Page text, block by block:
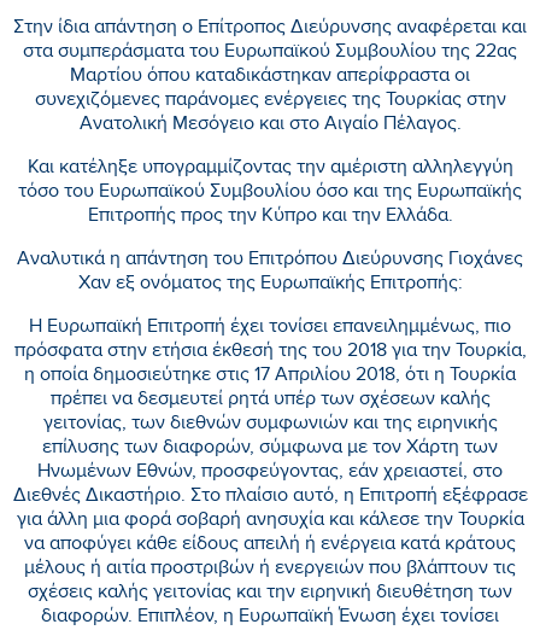
Στην ίδια απάντηση ο Επίτροπος Διεύρυνσης αναφέρεται και
στα συμπεράσματα του Ευρωπαϊκού Συμβουλίου της 22ας
Μαρτίου όπου καταδικάστηκαν απερίφραστα οι
συνεχιζόμενες παράνομες ενέργειες της Τουρκίας στην
Ανατολική Μεσόγειο και στο Αιγαίο Πέλαγος.
Και κατέληξε υπογραμμίζοντας την αμέριστη αλληλεγγύη
τόσο του Ευρωπαϊκού Συμβουλίου όσο και της Ευρωπαϊκής
Επιτροπής προς την Κύπρο και την Ελλάδα.
Αναλυτικά η απάντηση του Επιτρόπου Διεύρυνσης Γιοχάνες
Χαν εξ ονόματος της Ευρωπαϊκής Επιτροπής:
Η Ευρωπαϊκή Επιτροπή έχει τονίσει επανειλημμένως, πιο
πρόσφατα στην ετήσια έκθεσή της του 2018 για την Τουρκία,
η οποία δημοσιεύτηκε στις 17 Απριλίου 2018, ότι η Τουρκία
πρέπει να δεσμευτεί ρητά υπέρ των σχέσεων καλής
γειτονίας, των διεθνών συμφωνιών και της ειρηνικής
επίλυσης των διαφορών, σύμφωνα με τον Χάρτη των
Ηνωμένων Εθνών, προσφεύγοντας, εάν χρειαστεί, στο
Διεθνές Δικαστήριο. Στο πλαίσιο αυτό, η Επιτροπή εξέφρασε
για άλλη μια φορά σοβαρή ανησυχία και κάλεσε την Τουρκία
να αποφύγει κάθε είδους απειλή ή ενέργεια κατά κράτους
μέλους ή αιτία προστριβών ή ενεργειών που βλάπτουν τις
σχέσεις καλής γειτονίας και την ειρηνική διευθέτηση των
διαφορών. Επιπλέον, η Ευρωπαϊκή Ένωση έχει τονίσει